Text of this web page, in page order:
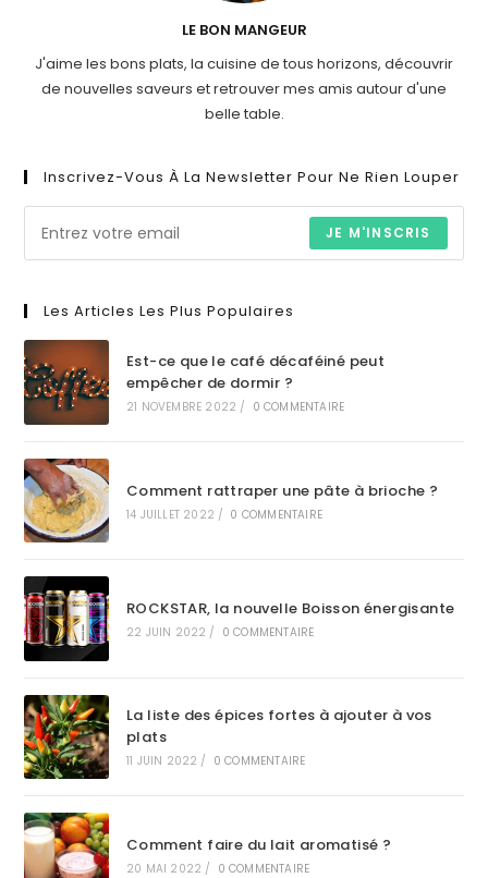
LE BON MANGEUR
J'aime les bons plats, la cuisine de tous horizons, découvrir
de nouvelles saveurs et retrouver mes amis autour d'une
belle table.
Inscrivez-Vous À La Newsletter Pour Ne Rien Louper
JE M'INSCRIS
Les Articles Les Plus Populaires
Est-ce que le café décaféiné peut
empêcher de dormir ?
21 NOVEMBRE 2022 / 0 COMMENTAIRE
Comment rattraper une pâte à brioche ?
14 JUILLET 2022 / 0 COMMENTAIRE
ROCKSTAR, la nouvelle Boisson énergisante
22 JUIN 2022 / 0 COMMENTAIRE
La liste des épices fortes à ajouter à vos
plats
11 JUIN 2022 / 0 COMMENTAIRE
Comment faire du lait aromatisé ?
20 MAI 2022 / 0 COMMENTAIRE